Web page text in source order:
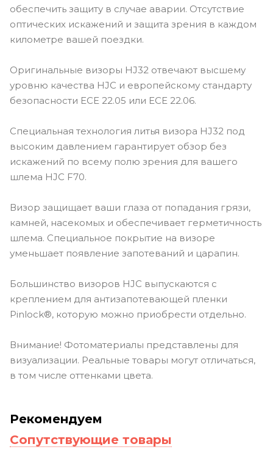
обеспечить защиту в случае аварии. Отсутствие
оптических искажений и защита зрения в каждом
километре вашей поездки.
Оригинальные визоры HJ32 отвечают высшему
уровню качества HJC и европейскому стандарту
безопасности ECE 22.05 или ECE 22.06.
Специальная технология литья визора HJ32 под
высоким давлением гарантирует обзор без
искажений по всему полю зрения для вашего
шлема HJC F70.
Визор защищает ваши глаза от попадания грязи,
камней, насекомых и обеспечивает герметичность
шлема. Специальное покрытие на визоре
уменьшает появление запотеваний и царапин.
Большинство визоров HJC выпускаются с
креплением для антизапотевающей пленки
Pinlock®, которую можно приобрести отдельно.
Внимание! Фотоматериалы представлены для
визуализации. Реальные товары могут отличаться,
в том числе оттенками цвета.
Рекомендуем
Сопутствующие товары